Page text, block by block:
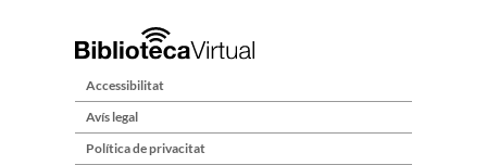
Accessibilitat
Avís legal
Política de privacitat